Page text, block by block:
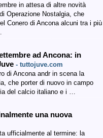
in attesa di altre novità
Operazione Nostalgia, che
Conero di Ancona alcuni tra i più
ad Ancona: in
- tuttojuve.com
di Ancona andr in scena la
che porter di nuovo in campo
del calcio italiano e i …
una nuova
ufficialmente al termine: la